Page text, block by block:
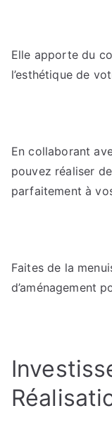
Elle apporte du
l’esthétique de
En collaborant
pouvez réaliser
parfaitement à
Faites de la
d’aménagement